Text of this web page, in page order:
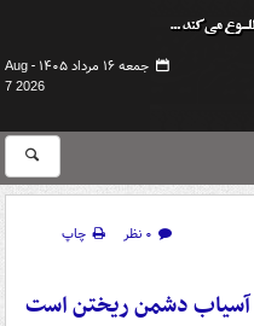
جمعه ۱۶ مرداد ۱۴۰۵ -
Aug
7 2026
۰ نظر
چاپ
آسیاب دشمن ریختن است